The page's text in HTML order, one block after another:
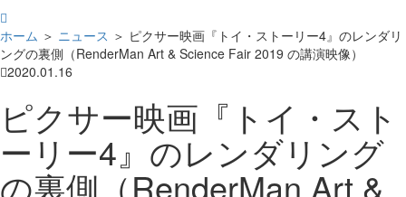
ホーム ＞ ニュース ＞ ピクサー映画『トイ・ストーリー4』のレンダリ
ングの裏側（RenderMan Art & Science Fair 2019 の講演映像）
2020.01.16
ピクサー映画『トイ・スト
ーリー4』のレンダリング
の裏側（RenderMan Art &